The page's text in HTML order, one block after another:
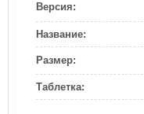
Версия:
Название:
Размер:
Таблетка: